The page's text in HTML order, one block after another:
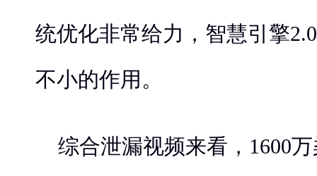
统优化非常给力，智慧引擎
不小的作用。
综合泄漏视频来看，1600